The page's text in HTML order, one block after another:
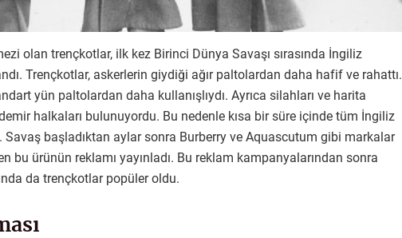
olan trençkotlar, ilk kez Birinci Dünya Savaşı sırasında İngiliz
Trençkotlar, askerlerin giydiği ağır paltolardan daha hafif ve rahattı.
yün paltolardan daha kullanışlıydı. Ayrıca silahları ve harita
halkaları bulunuyordu. Bu nedenle kısa bir süre içinde tüm İngiliz
Savaş başladıktan aylar sonra Burberry ve Aquascutum gibi markalar
bu ürünün reklamı yayınladı. Bu reklam kampanyalarından sonra
da trençkotlar popüler oldu.